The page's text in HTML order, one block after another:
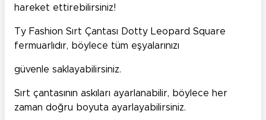
hareket ettirebilirsiniz!
Ty Fashion Sırt Çantası Dotty Leopard Square
fermuarlıdır, böylece tüm eşyalarınızı
güvenle saklayabilirsiniz.
Sırt çantasının askıları ayarlanabilir, böylece her
zaman doğru boyuta ayarlayabilirsiniz.